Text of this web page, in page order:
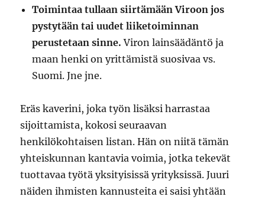
Toimintaa tullaan siirtämään Viroon jos
pystytään tai uudet liiketoiminnan
perustetaan sinne. Viron lainsäädäntö ja
maan henki on yrittämistä suosivaa vs.
Suomi. Jne jne.
Eräs kaverini, joka työn lisäksi harrastaa
sijoittamista, kokosi seuraavan
henkilökohtaisen listan. Hän on niitä tämän
yhteiskunnan kantavia voimia, jotka tekevät
tuottavaa työtä yksityisissä yrityksissä. Juuri
näiden ihmisten kannusteita ei saisi yhtään